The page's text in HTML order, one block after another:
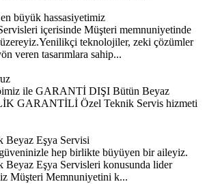
büyük hassasiyetimiz
içerisinde Müşteri memnuniyetinde
teknolojiler, zeki çözümler
veren tasarımlara sahip...
ile GARANTİ DIŞI Bütün Beyaz
GARANTİLİ Özel Teknik Servis hizmeti
Beyaz Eşya Servisi
hep birlikte büyüyen bir aileyiz.
Beyaz Eşya Servisleri konusunda lider
Müşteri Memnuniyetini k...